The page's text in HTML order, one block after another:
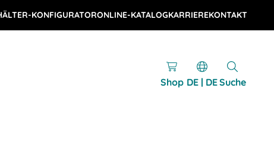
KONFIGURATORONLINE-KATALOGKARRIEREKONTAKT
Shop DE | DESuche